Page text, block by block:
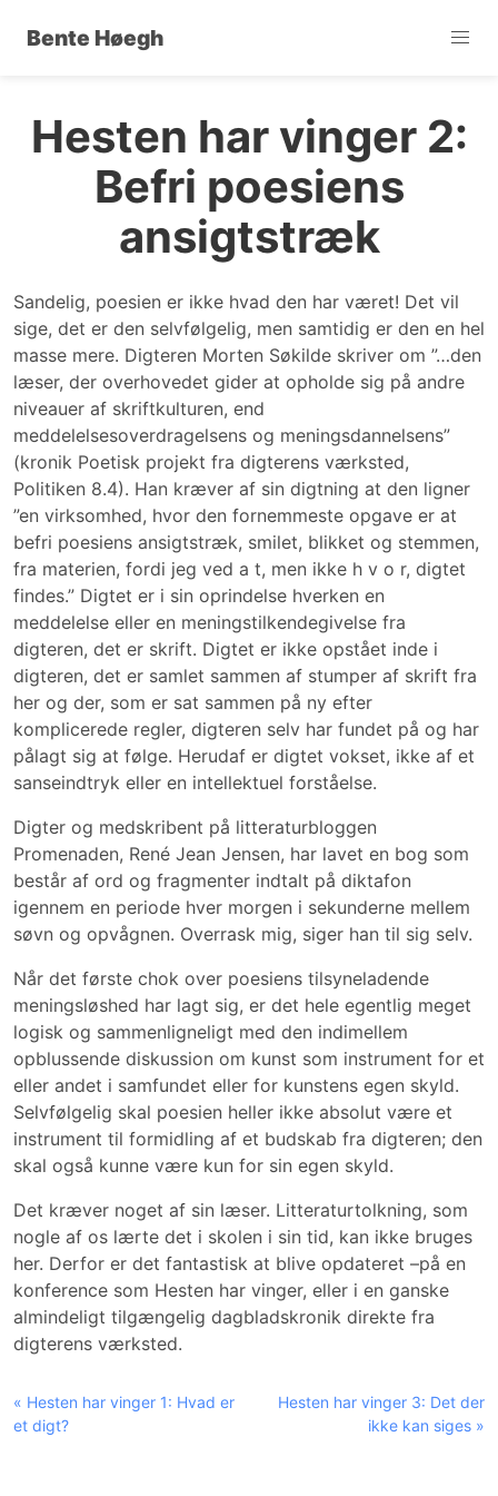
Bente Høegh
Hesten har vinger 2:
Befri poesiens
ansigtstræk
Sandelig, poesien er ikke hvad den har været! Det vil
sige, det er den selvfølgelig, men samtidig er den en hel
masse mere. Digteren Morten Søkilde skriver om ”…den
læser, der overhovedet gider at opholde sig på andre
niveauer af skriftkulturen, end
meddelelsesoverdragelsens og meningsdannelsens”
(kronik Poetisk projekt fra digterens værksted,
Politiken 8.4). Han kræver af sin digtning at den ligner
”en virksomhed, hvor den fornemmeste opgave er at
befri poesiens ansigtstræk, smilet, blikket og stemmen,
fra materien, fordi jeg ved a t, men ikke h v o r, digtet
findes.” Digtet er i sin oprindelse hverken en
meddelelse eller en meningstilkendegivelse fra
digteren, det er skrift. Digtet er ikke opstået inde i
digteren, det er samlet sammen af stumper af skrift fra
her og der, som er sat sammen på ny efter
komplicerede regler, digteren selv har fundet på og har
pålagt sig at følge. Herudaf er digtet vokset, ikke af et
sanseindtryk eller en intellektuel forståelse.
Digter og medskribent på litteraturbloggen
Promenaden, René Jean Jensen, har lavet en bog som
består af ord og fragmenter indtalt på diktafon
igennem en periode hver morgen i sekunderne mellem
søvn og opvågnen. Overrask mig, siger han til sig selv.
Når det første chok over poesiens tilsyneladende
meningsløshed har lagt sig, er det hele egentlig meget
logisk og sammenligneligt med den indimellem
opblussende diskussion om kunst som instrument for et
eller andet i samfundet eller for kunstens egen skyld.
Selvfølgelig skal poesien heller ikke absolut være et
instrument til formidling af et budskab fra digteren; den
skal også kunne være kun for sin egen skyld.
Det kræver noget af sin læser. Litteraturtolkning, som
nogle af os lærte det i skolen i sin tid, kan ikke bruges
her. Derfor er det fantastisk at blive opdateret –på en
konference som Hesten har vinger, eller i en ganske
almindeligt tilgængelig dagbladskronik direkte fra
digterens værksted.
« Hesten har vinger 1: Hvad er
et digt?
Hesten har vinger 3: Det der
ikke kan siges »